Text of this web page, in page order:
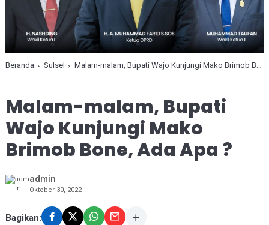
Beranda Sulsel Malam-malam, Bupati Wajo Kunjungi Mako Brimob Bone, Ada Apa ?
Malam-malam, Bupati
Wajo Kunjungi Mako
Brimob Bone, Ada Apa ?
admin
Oktober 30, 2022
Bagikan: